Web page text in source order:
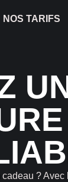
NOS TARIFS
cadeau ?